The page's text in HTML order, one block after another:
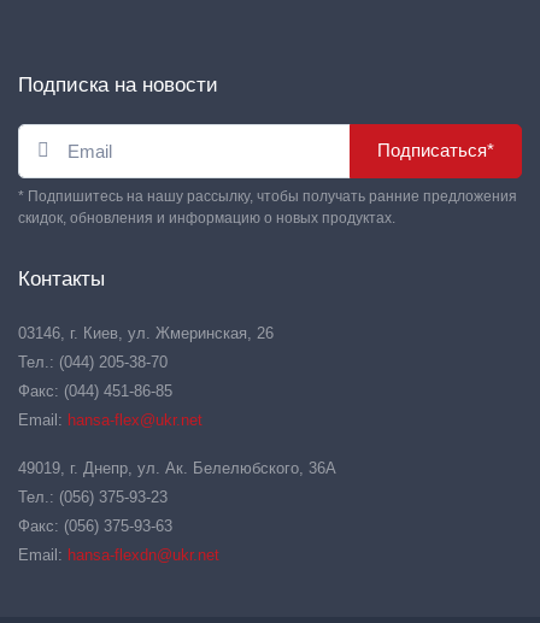
Подписка на новости
Подписаться*
* Подпишитесь на нашу рассылку, чтобы получать ранние предложения
скидок, обновления и информацию о новых продуктах.
Контакты
03146, г. Киев, ул. Жмеринская, 26
Тел.: (044) 205-38-70
Факс: (044) 451-86-85
Email: hansa-flex@ukr.net
49019, г. Днепр, ул. Ак. Белелюбского, 36А
Тел.: (056) 375-93-23
Факс: (056) 375-93-63
Email: hansa-flexdn@ukr.net